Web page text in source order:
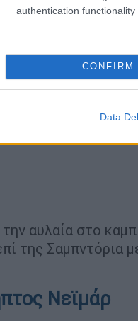
authentication
CONFIRM
Data
αυλαία στο
της Σαμπντόρια
Νεϊμάρ